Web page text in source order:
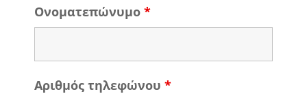
Ονοματεπώνυμο *
Αριθμός τηλεφώνου *